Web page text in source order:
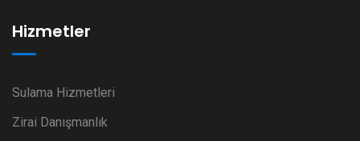
Hizmetler
Sulama Hizmetleri
Zirai Danışmanlık